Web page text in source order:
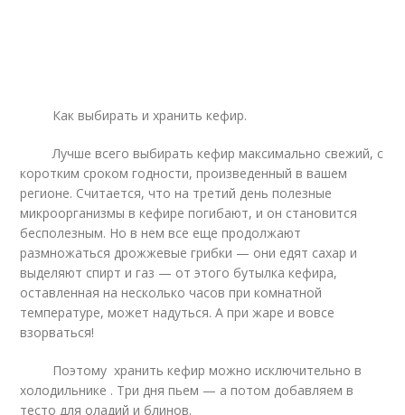
Как выбирать и хранить кефир.
Лучше всего выбирать кефир максимально свежий, с
коротким сроком годности, произведенный в вашем
регионе. Считается, что на третий день полезные
микроорганизмы в кефире погибают, и он становится
бесполезным. Но в нем все еще продолжают
размножаться дрожжевые грибки — они едят сахар и
выделяют спирт и газ — от этого бутылка кефира,
оставленная на несколько часов при комнатной
температуре, может надуться. А при жаре и вовсе
взорваться!
Поэтому хранить кефир можно исключительно в
холодильнике . Три дня пьем — а потом добавляем в
тесто для оладий и блинов.